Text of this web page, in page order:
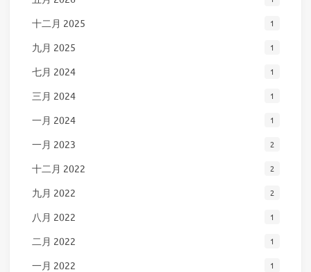
十二月 2025 1
九月 2025 1
七月 2024 1
三月 2024 1
一月 2024 1
一月 2023 2
十二月 2022 2
九月 2022 2
八月 2022 1
二月 2022 1
一月 2022 1